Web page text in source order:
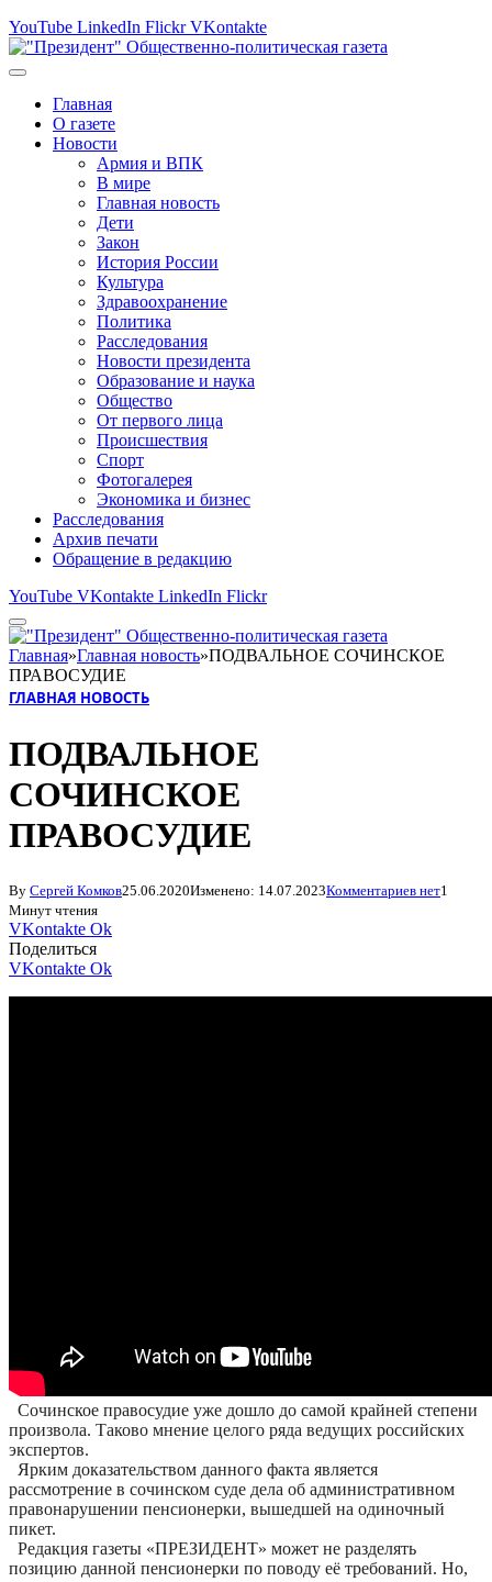
YouTube LinkedIn Flickr VKontakte
Главная
О газете
Новости
Армия и ВПК
В мире
Главная новость
Дети
Закон
История России
Культура
Здравоохранение
Политика
Расследования
Новости президента
Образование и наука
Общество
От первого лица
Происшествия
Спорт
Фотогалерея
Экономика и бизнес
Расследования
Архив печати
Обращение в редакцию
YouTube VKontakte LinkedIn Flickr
Главная»Главная новость»ПОДВАЛЬНОЕ СОЧИНСКОЕ
ПРАВОСУДИЕ
ГЛАВНАЯ НОВОСТЬ
ПОДВАЛЬНОЕ
СОЧИНСКОЕ
ПРАВОСУДИЕ
By Сергей Комков25.06.2020Изменено: 14.07.2023Комментариев нет1
Минут чтения
VKontakte Ok
Поделиться
VKontakte Ok
Сочинское правосудие уже дошло до самой крайней степени
произвола. Таково мнение целого ряда ведущих российских
экспертов.
Ярким доказательством данного факта является
рассмотрение в сочинском суде дела об административном
правонарушении пенсионерки, вышедшей на одиночный
пикет.
Редакция газеты «ПРЕЗИДЕНТ» может не разделять
позицию данной пенсионерки по поводу её требований. Но,